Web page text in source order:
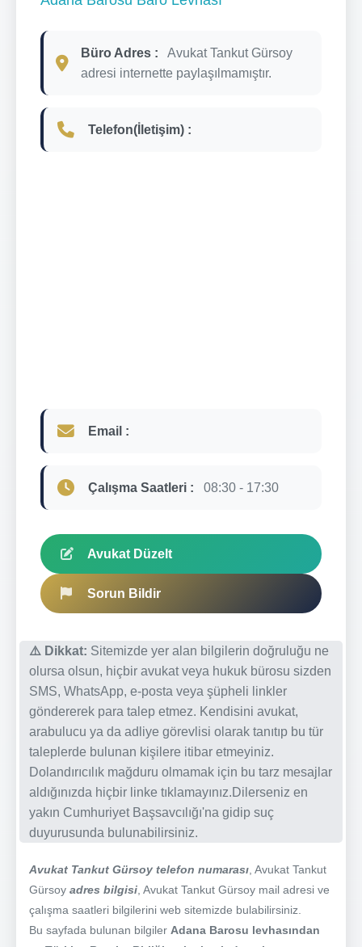
Büro Adres :
Avukat Tankut Gürsoy
adresi internette paylaşılmamıştır.
Telefon(İletişim) :
Email :
Çalışma Saatleri : 08:30 - 17:30
Avukat Düzelt
Sorun Bildir
⚠️ Dikkat: Sitemizde yer alan bilgilerin doğruluğu ne
olursa olsun, hiçbir avukat veya hukuk bürosu sizden
SMS, WhatsApp, e-posta veya şüpheli linkler
göndererek para talep etmez. Kendisini avukat,
arabulucu ya da adliye görevlisi olarak tanıtıp bu tür
taleplerde bulunan kişilere itibar etmeyiniz.
Dolandırıcılık mağduru olmamak için bu tarz mesajlar
aldığınızda hiçbir linke tıklamayınız.Dilerseniz en
yakın Cumhuriyet Başsavcılığı'na gidip suç
duyurusunda bulunabilirsiniz.
Avukat Tankut Gürsoy telefon numarası , Avukat Tankut
Gürsoy adres bilgisi , Avukat Tankut Gürsoy mail adresi ve
çalışma saatleri bilgilerini web sitemizde bulabilirsiniz.
Bu sayfada bulunan bilgiler Adana Barosu levhasından